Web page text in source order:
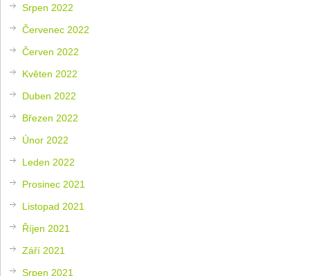
Srpen 2022
Červenec 2022
Červen 2022
Květen 2022
Duben 2022
Březen 2022
Únor 2022
Leden 2022
Prosinec 2021
Listopad 2021
Říjen 2021
Září 2021
Srpen 2021